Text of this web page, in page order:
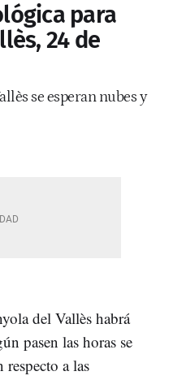
para
24 de
se esperan nubes y
del Vallès habrá
pasen las horas se
respecto a las